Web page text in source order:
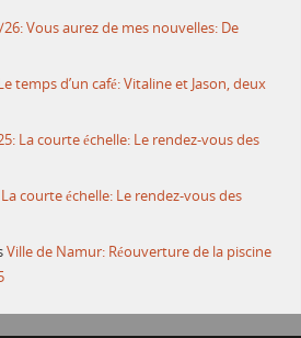
Vous aurez de mes nouvelles: De
temps d’un café: Vitaline et Jason, deux
La courte échelle: Le rendez-vous des
courte échelle: Le rendez-vous des
Ville de Namur: Réouverture de la piscine